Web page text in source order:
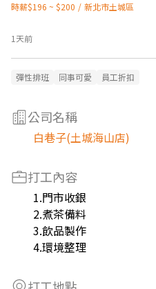
時薪$196 ~ $200 / 新北市土城區
1天前
彈性排班 同事可愛 員工折扣
公司名稱
白巷子(土城海山店)
打工內容
1.門市收銀
2.煮茶備料
3.飲品製作
4.環境整理